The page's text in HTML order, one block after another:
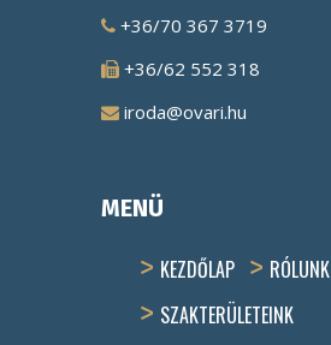
+36/70 367 3719
+36/62 552 318
iroda@ovari.hu
MENÜ
KEZDŐLAP
RÓLUNK
SZAKTERÜLETEINK